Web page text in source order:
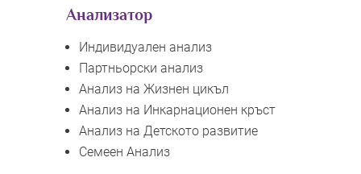
Анализатор
Индивидуален анализ
Партньорски анализ
Анализ на Жизнен цикъл
Анализ на Инкарнационен кръст
Анализ на Детското развитие
Семеен Анализ